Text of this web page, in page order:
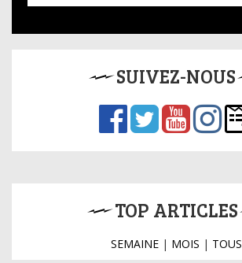
SUIVEZ-NOUS
TOP ARTICLES
SEMAINE| MOIS | TOUS